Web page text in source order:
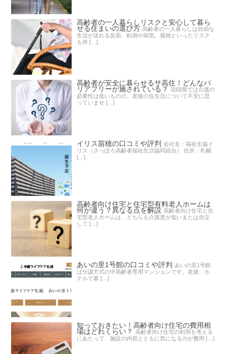
高齢者の一人暮らしリスクと安心して暮ら
せる住まいの選び方 高齢者の一人暮らしは自由な
生活が送れる反面、転倒や病気、孤独といったリスク
も伴 […]
高齢者が安全に暮らせるサ高住！どんなバ
リアフリーが施されている？ 現段階では介護の
必要性は低いものの、老後の住生活について不安に思
っていませ […]
イリス苗穂の口コミや評判 会社名：福祉生協イ
リス（さっぽろ高齢者福祉生活協同組合） 住所：札幌
[…]
高齢者向け住宅と住宅型有料老人ホームは
何が違う？異なる点を解説 高齢者向け住宅と住
宅型老人ホームは、どちらも介護度が低いまたは自立
して […]
あいの里1号館の口コミや評判
あいの里1号館
は分譲方式の中高齢者専用マンションです。老後、ホ
テルで暮 […]
知っておきたい！高齢者向け住宅の費用相
場はどれくらい？
高齢者向け住宅の利用を考える
にあたって、施設の内容とともに気になるのが費用 […]